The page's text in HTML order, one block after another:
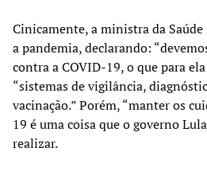
Cinicamente, a ministra da
a pandemia, declarando:
contra a COVID-19, o que para
“sistemas de vigilância,
vacinação.” Porém, “manter os
19 é uma coisa que o governo
realizar.